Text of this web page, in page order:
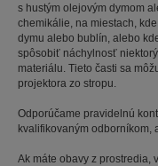
s hustým olejovým dymom
chemikálie, na miestach,
dymu alebo bublín, alebo
spôsobiť náchylnosť
materiálu. Tieto časti sa
projektora zo stropu.
Odporúčame pravidelnú
kvalifikovaným odborníkom,
Ak máte obavy z prostredia,